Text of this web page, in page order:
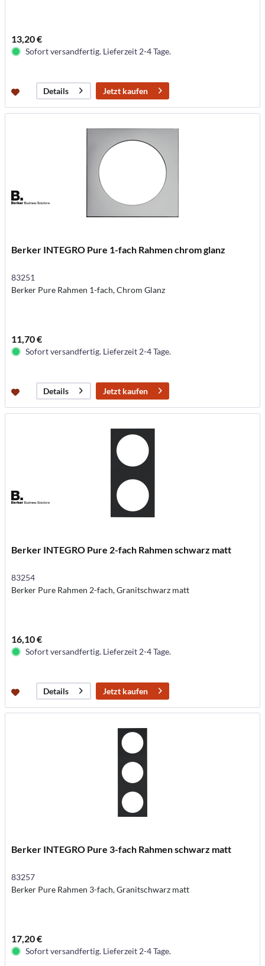
13,20 €
Sofort versandfertig. Lieferzeit 2-4 Tage.
Details Jetzt kaufen
Berker INTEGRO Pure 1-fach Rahmen chrom glanz
83251
Berker Pure Rahmen 1-fach, Chrom Glanz
11,70 €
Sofort versandfertig. Lieferzeit 2-4 Tage.
Details Jetzt kaufen
Berker INTEGRO Pure 2-fach Rahmen schwarz matt
83254
Berker Pure Rahmen 2-fach, Granitschwarz matt
16,10 €
Sofort versandfertig. Lieferzeit 2-4 Tage.
Details Jetzt kaufen
Berker INTEGRO Pure 3-fach Rahmen schwarz matt
83257
Berker Pure Rahmen 3-fach, Granitschwarz matt
17,20 €
Sofort versandfertig. Lieferzeit 2-4 Tage.